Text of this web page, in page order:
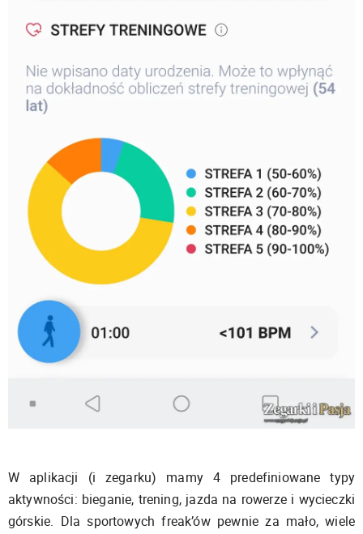
W aplikacji (i zegarku) mamy 4 predefiniowane typy
aktywności: bieganie, trening, jazda na rowerze i wycieczki
górskie. Dla sportowych freak’ów pewnie za mało, wiele